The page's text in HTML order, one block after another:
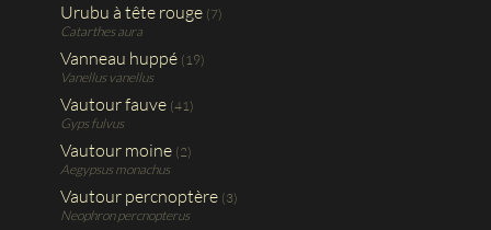
Urubu à tête rouge (7)
Catarthes aura
Vanneau huppé (19)
Vanellus vanellus
Vautour fauve (41)
Gyps fulvus
Vautour moine (2)
Aegypsus monachus
Vautour percnoptère (3)
Neophron percnopterus